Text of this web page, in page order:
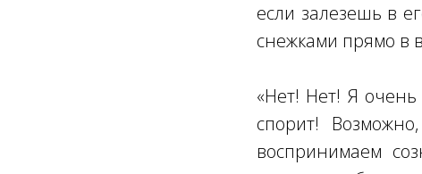
если залезешь в
снежками прямо в
«Нет! Нет! Я
спорит!
воспринимаем